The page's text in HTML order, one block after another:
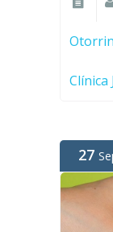
Clínica
27